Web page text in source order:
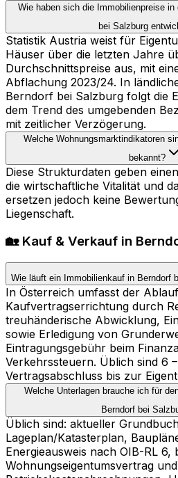
Wie haben sich die Immobilienpreise in
bei Salzburg
Statistik Austria weist für
Häuser über die letzten Jahre
Durchschnittspreise aus, mit
Abflachung 2023/24. In
Berndorf bei Salzburg folgt die
dem Trend des umgebenden
mit zeitlicher Verzögerung.
Welche Wohnungsmarktindikatoren
bekannt?
Diese Strukturdaten geben
die wirtschaftliche Vitalität und
ersetzen jedoch keine
Liegenschaft.
🏡 Kauf & Verkauf in
Wie läuft ein Immobilienkauf in Berndorf
In Österreich umfasst der
Kaufvertragserrichtung durch
treuhänderische Abwicklung,
sowie Erledigung von
Eintragungsgebühr beim
Verkehrssteuern. Üblich sind 6
Vertragsabschluss bis zur
Welche Unterlagen brauche ich für
Berndorf bei
Üblich sind: aktueller
Lageplan/Katasterplan,
Energieausweis nach OIB-RL 6,
Wohnungseigentumsvertrag